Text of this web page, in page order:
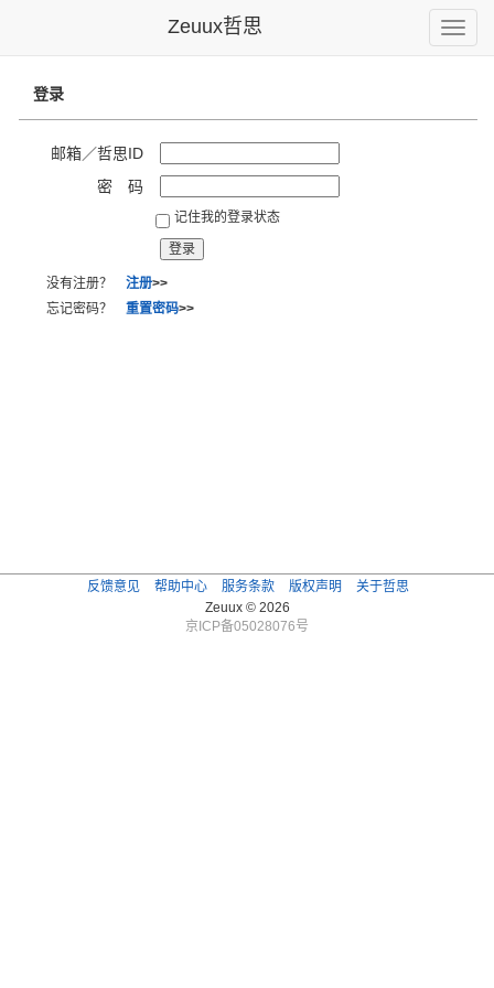
Toggle
Zeuux哲思
登录
邮箱／哲思ID
密 码
记住我的登录状态
没有注册？ 注册>>
忘记密码？ 重置密码>>
反馈意见 帮助中心 服务条款 版权声明
关于哲思
Zeuux © 2026
京ICP备05028076号